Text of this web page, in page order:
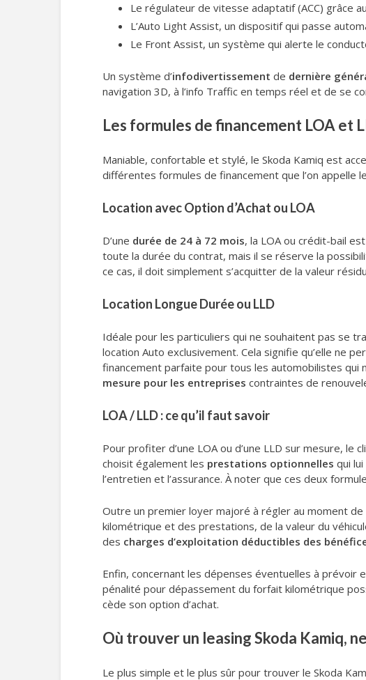
Le régulateur de vitesse adaptatif (ACC) grâce
L’Auto Light Assist, un dispositif qui passe
Le Front Assist, un système qui alerte le
Un système d’infodivertissement de dernière
navigation 3D, à l’info Traffic en temps réel et de se
Les formules de financement LOA et
Maniable, confortable et stylé, le Skoda Kamiq est
différentes formules de financement que l’on appelle
Location avec Option d’Achat ou LOA
D’une durée de 24 à 72 mois, la LOA ou crédit-bail
toute la durée du contrat, mais il se réserve la
ce cas, il doit simplement s’acquitter de la valeur
Location Longue Durée ou LLD
Idéale pour les particuliers qui ne souhaitent pas se
location Auto exclusivement. Cela signifie qu’elle ne
financement parfaite pour tous les automobilistes qui
mesure pour les entreprises contraintes de
LOA / LLD : ce qu’il faut savoir
Pour profiter d’une LOA ou d’une LLD sur mesure, le
choisit également les prestations optionnelles qui
l’entretien et l’assurance. À noter que ces deux
Outre un premier loyer majoré à régler au moment
kilométrique et des prestations, de la valeur du
des charges d’exploitation déductibles des
Enfin, concernant les dépenses éventuelles à prévoir
pénalité pour dépassement du forfait kilométrique
cède son option d’achat.
Où trouver un leasing Skoda Kamiq,
Le plus simple et le plus sûr pour trouver le Skoda